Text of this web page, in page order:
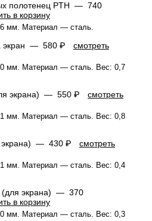
полотенец PTH — 740
в корзину
мм. Материал — сталь.
экран — 580 ₽
смотреть
мм. Материал — сталь. Вес: 0,7
экрана) — 550 ₽
смотреть
мм. Материал — сталь. Вес: 0,8
экрана) — 430 ₽
смотреть
мм. Материал — сталь. Вес: 0,4
(для экрана) — 370
в корзину
мм. Материал — сталь. Вес: 0,3